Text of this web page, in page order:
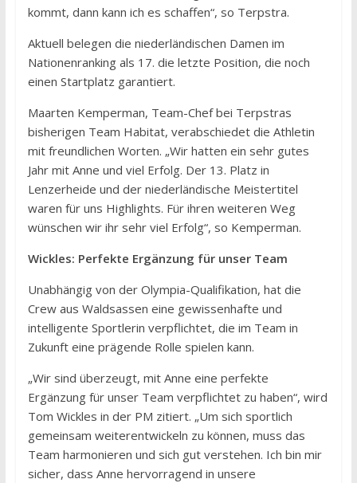
kommt, dann kann ich es schaffen“, so Terpstra.
Aktuell belegen die niederländischen Damen im
Nationenranking als 17. die letzte Position, die noch
einen Startplatz garantiert.
Maarten Kemperman, Team-Chef bei Terpstras
bisherigen Team Habitat, verabschiedet die Athletin
mit freundlichen Worten. „Wir hatten ein sehr gutes
Jahr mit Anne und viel Erfolg. Der 13. Platz in
Lenzerheide und der niederländische Meistertitel
waren für uns Highlights. Für ihren weiteren Weg
wünschen wir ihr sehr viel Erfolg“, so Kemperman.
Wickles: Perfekte Ergänzung für unser Team
Unabhängig von der Olympia-Qualifikation, hat die
Crew aus Waldsassen eine gewissenhafte und
intelligente Sportlerin verpflichtet, die im Team in
Zukunft eine prägende Rolle spielen kann.
„Wir sind überzeugt, mit Anne eine perfekte
Ergänzung für unser Team verpflichtet zu haben“, wird
Tom Wickles in der PM zitiert. „Um sich sportlich
gemeinsam weiterentwickeln zu können, muss das
Team harmonieren und sich gut verstehen. Ich bin mir
sicher, dass Anne hervorragend in unsere